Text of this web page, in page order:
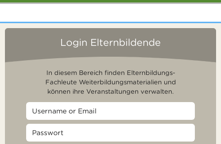
Login Elternbildende
In diesem Bereich finden Elternbildungs-
Fachleute Weiterbildungsmaterialien und
können ihre Veranstaltungen verwalten.